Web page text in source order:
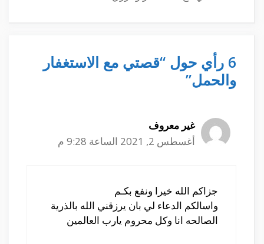
6 رأي حول “قصتي مع الاستغفار
والحمل”
غير معروف
أغسطس 2, 2021 الساعة 9:28 م
جزاكم الله خيرا ونفع بكـم
واسالكم الدعاء لي بان يرزقني الله بالذرية
الصالحه انا وكل محروم يارب العالمين